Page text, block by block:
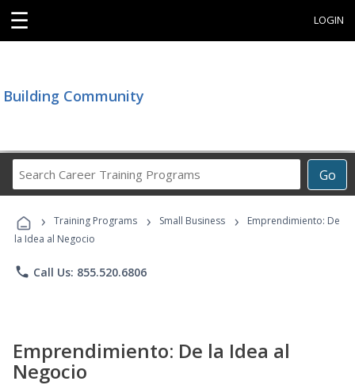
☰ LOGIN
Building Community
Go
Career
Programs
› Training Programs › Small Business ›
Emprendimiento: De
la Idea al Negocio
phone Call Us: 855.520.6806
Emprendimiento: De la Idea al
Negocio